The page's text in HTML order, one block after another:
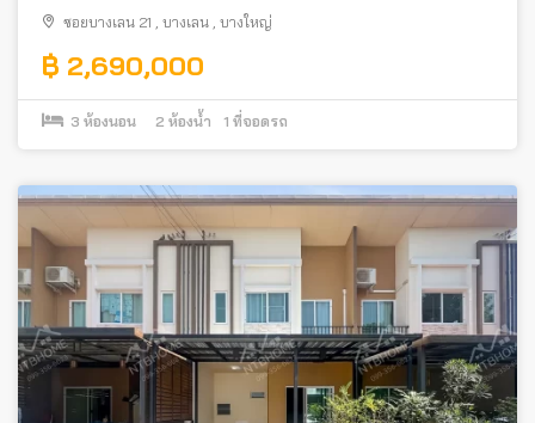
ซอยบางเลน 21 บางเลน บางใหญ่
฿ 2,690,000
3 ห้องนอน 2 ห้องน้ำ 1 ที่จอดรถ